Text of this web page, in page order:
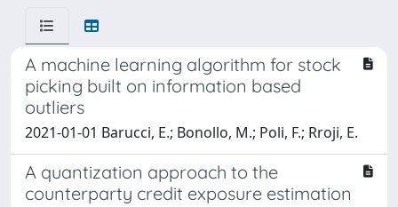
A machine learning algorithm for stock
picking built on information based
outliers
2021-01-01 Barucci, E.; Bonollo, M.; Poli, F.; Rroji, E.
A quantization approach to the
counterparty credit exposure estimation